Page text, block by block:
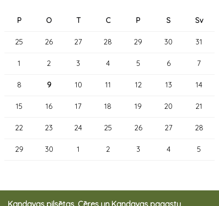
P O T C P S Sv
25 26 27 28 29 30 31
1 2 3 4 5 6 7
8 9 10 11 12 13 14
15 16 17 18 19 20 21
22 23 24 25 26 27 28
29 30 1 2 3 4 5
Kandavas pilsētas, Cēres un Kandavas pagastu